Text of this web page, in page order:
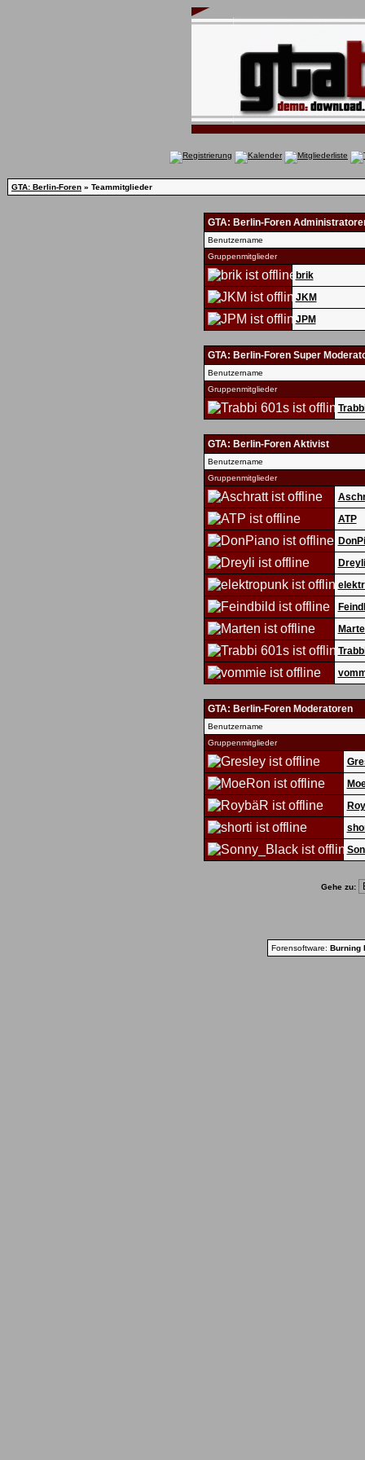
GTA: Berlin-Foren » Teammitglieder
GTA: Berlin-Foren
Benutzername
Gruppenmitglieder
brik
JKM
JPM
GTA: Berlin-Foren Super
Benutzername
Gruppenmitglieder
GTA: Berlin-Foren Aktivist
Benutzername
Gruppenmitglieder
ATP
Dreyli
GTA: Berlin-Foren Moderatoren
Benutzername
Gruppenmitglieder
Gehe zu:
Forensoftware: Burning